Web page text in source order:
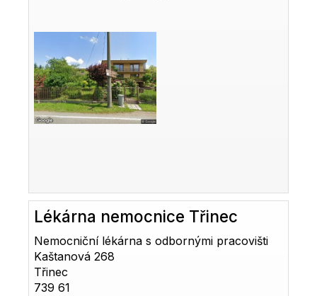
Lékárna nemocnice Třinec
Nemocniční lékárna s odbornými pracovišti
Kaštanová 268
Třinec
739 61